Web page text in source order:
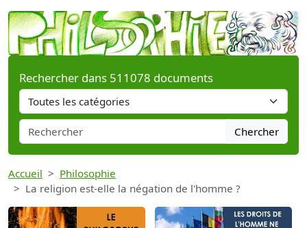
Rechercher dans 511078 documents
Chercher
Accueil
Philosophie
La religion est-elle la négation de l'homme ?